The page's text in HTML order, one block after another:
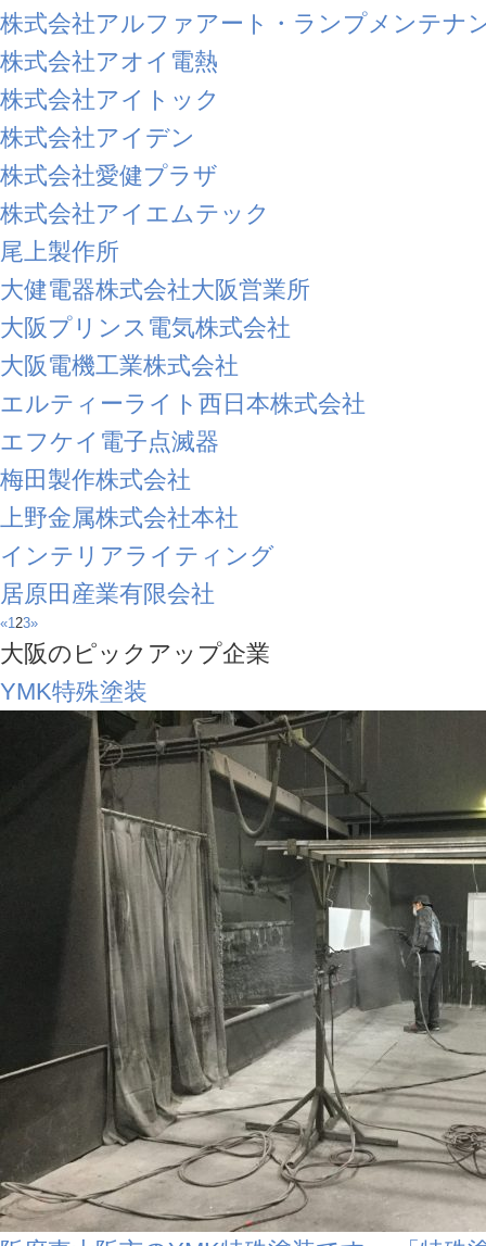
株式会社アルファアート・ランプメンテナ
株式会社アオイ電熱
株式会社アイトック
株式会社アイデン
株式会社愛健プラザ
株式会社アイエムテック
尾上製作所
大健電器株式会社大阪営業所
大阪プリンス電気株式会社
大阪電機工業株式会社
エルティーライト西日本株式会社
エフケイ電子点滅器
梅田製作株式会社
上野金属株式会社本社
インテリアライティング
居原田産業有限会社
«123»
大阪のピックアップ企業
YMK特殊塗装